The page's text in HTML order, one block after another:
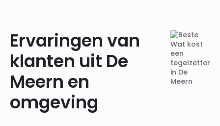
Ervaringen van
klanten uit De
Meern en
omgeving